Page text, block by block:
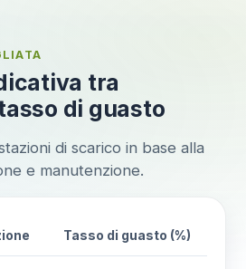
tra
di guasto
di scarico in base alla
e manutenzione.
Tasso di guasto (%)